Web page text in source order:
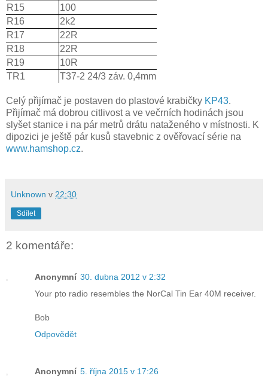
R15
100
R16
2k2
R17
22R
R18
22R
R19
10R
TR1
T37-2 24/3 záv. 0,4mm
Celý přijímač je postaven do plastové krabičky KP43.
Přijímač má dobrou citlivost a ve večrních hodinách jsou
slyšet stanice i na pár metrů drátu nataženého v místnosti. K
dipozici je ještě pár kusů stavebnic z ověřovací série na
www.hamshop.cz.
Unknown v 22:30
Sdílet
2 komentáře:
Anonymní 30. dubna 2012 v 2:32
Your pto radio resembles the NorCal Tin Ear 40M receiver.
Bob
Odpovědět
Anonymní 5. října 2015 v 17:26